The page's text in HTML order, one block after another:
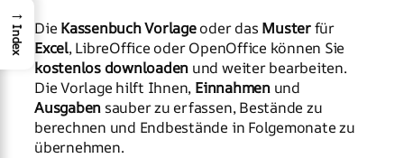
Die Kassenbuch Vorlageoder das Musterfür
Excel, LibreOffice oder OpenOffice können Sie
kostenlos downloaden und weiter bearbeiten.
Die Vorlage hilft Ihnen, Einnahmenund
Ausgaben sauber zu erfassen, Bestände zu
berechnen und Endbestände in Folgemonate zu
übernehmen.
→
Index